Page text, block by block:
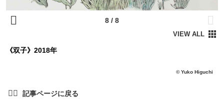
《双子》2018年
© Yuko Higuchi